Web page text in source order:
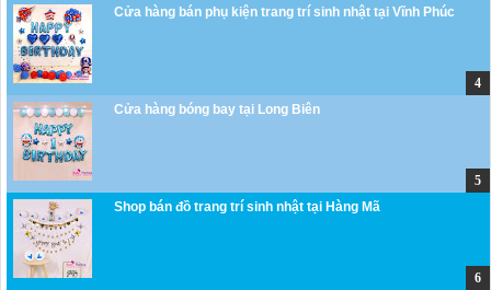
Cửa hàng bán phụ kiện trang trí sinh nhật tại Vĩnh Phúc
Cửa hàng bóng bay tại Long Biên
Shop bán đồ trang trí sinh nhật tại Hàng Mã